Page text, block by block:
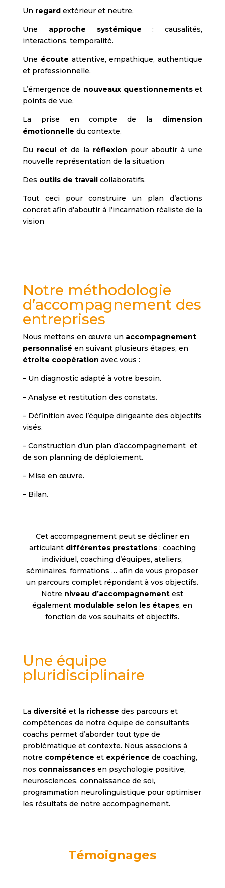
Un regardextérieur et neutre.
Une approche systémique : causalités,
interactions, temporalité.
Une écoute attentive, empathique, authentique
et professionnelle.
L’émergence de nouveaux questionnementset
points de vue.
La prise en compte de la dimension
émotionnelle du contexte.
Du reculet de la réflexion pour aboutir à une
nouvelle représentation de la situation
Des outils de travailcollaboratifs.
Tout ceci pour construire un plan d’actions
concret afin d’aboutir à l’incarnation réaliste de la
vision
Notre méthodologie
d’accompagnement des
entreprises
Nous mettons en œuvre un accompagnement
personnalisé en suivant plusieurs étapes, en
étroite coopération avec vous :
– Un diagnostic adapté à votre besoin.
– Analyse et restitution des constats.
– Définition avec l’équipe dirigeante des objectifs
visés.
– Construction d’un plan d’accompagnement et
de son planning de déploiement.
– Mise en œuvre.
– Bilan.
Cet accompagnement peut se décliner en
articulant différentes prestations: coaching
individuel, coaching d’équipes, ateliers,
séminaires, formations … afin de vous proposer
un parcours complet répondant à vos objectifs.
Notre niveau d’accompagnement est
également modulable selon les étapes, en
fonction de vos souhaits et objectifs.
Une équipe
pluridisciplinaire
La diversité et la richesse des parcours et
compétences de notre équipe de consultants
coachs permet d’aborder tout type de
problématique et contexte. Nous associons à
notre compétence et expérience de coaching,
nos connaissancesen psychologie positive,
neurosciences, connaissance de soi,
programmation neurolinguistique pour optimiser
les résultats de notre accompagnement.
Témoignages